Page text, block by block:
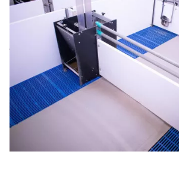
COATINGS VOOR DE
Agricoat is binnen de professionele
jaren marktleider in hygiënische
varkenshouderij, net als
rundveehouderijen en zelfs voor de
uw varkenshouderij kunt u onder
van coatings voor de
kraamafdeling
opfokstal